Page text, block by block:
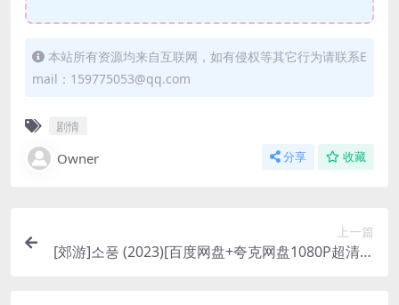
本站所有资源均来自互联网，如有侵权等其它行为请联系E
mail：159775053@qq.com
剧情
Owner 分享 收藏
上一篇
[郊游]소풍 (2023)[百度网盘+夸克网盘1080P超清未